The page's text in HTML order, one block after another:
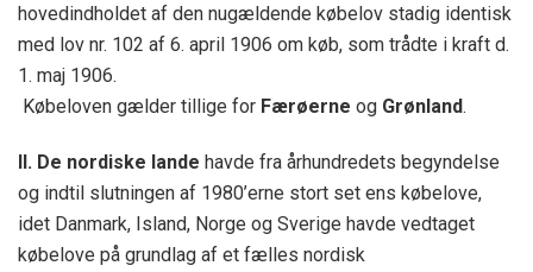
hovedindholdet af den nugældende købelov stadig identisk
med lov nr. 102 af 6. april 1906 om køb, som trådte i kraft d.
1. maj 1906.
Købeloven gælder tillige for Færøerne og Grønland.
II. De nordiske lande havde fra århundredets begyndelse
og indtil slutningen af 1980’erne stort set ens købelove,
idet Danmark, Island, Norge og Sverige havde vedtaget
købelove på grundlag af et fælles nordisk